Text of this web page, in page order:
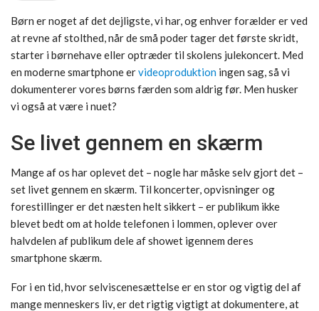
Børn er noget af det dejligste, vi har, og enhver forælder er ved
at revne af stolthed, når de små poder tager det første skridt,
starter i børnehave eller optræder til skolens julekoncert. Med
en moderne smartphone ervideoproduktion ingen sag, så vi
dokumenterer vores børns færden som aldrig før. Men husker
vi også at være i nuet?
Se livet gennem en skærm
Mange af os har oplevet det – nogle har måske selv gjort det –
set livet gennem en skærm. Til koncerter, opvisninger og
forestillinger er det næsten helt sikkert – er publikum ikke
blevet bedt om at holde telefonen i lommen, oplever over
halvdelen af publikum dele af showet igennem deres
smartphone skærm.
For i en tid, hvor selviscenesættelse er en stor og vigtig del af
mange menneskers liv, er det rigtig vigtigt at dokumentere, at